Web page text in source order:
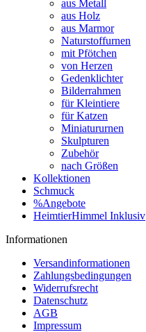
aus Metall
aus Holz
aus Marmor
Naturstoffurnen
mit Pfötchen
von Herzen
Gedenklichter
Bilderrahmen
für Kleintiere
für Katzen
Miniatururnen
Skulpturen
Zubehör
nach Größen
Kollektionen
Schmuck
%Angebote
HeimtierHimmel Inklusiv
Informationen
Versandinformationen
Zahlungsbedingungen
Widerrufsrecht
Datenschutz
AGB
Impressum